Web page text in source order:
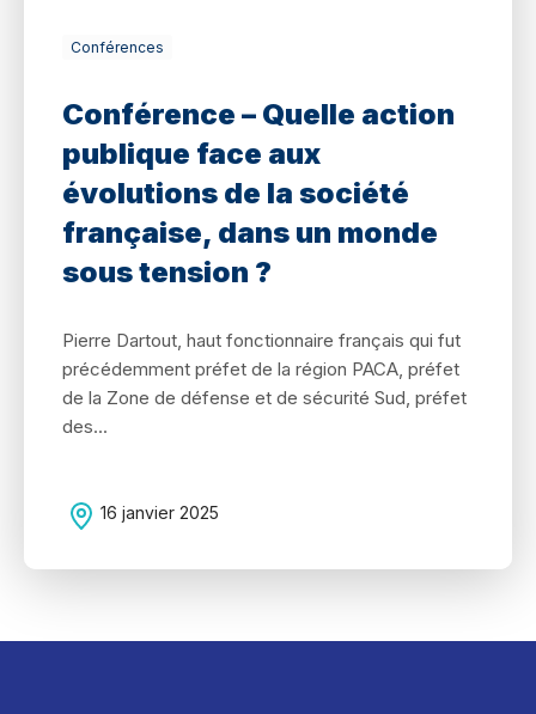
Conférences
Conférence – Quelle action
publique face aux
évolutions de la société
française, dans un monde
sous tension ?
Pierre Dartout, haut fonctionnaire français qui fut
précédemment préfet de la région PACA, préfet
de la Zone de défense et de sécurité Sud, préfet
des...
16 janvier 2025